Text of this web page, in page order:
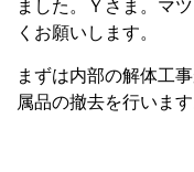
ました。Ｙさま。マ
くお願いします。
まずは内部の解体工
属品の撤去を行います